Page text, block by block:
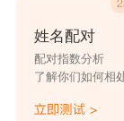
市场尚低迷，
房地交易
主顾不上门，
治病健康
观音灵签
姓名配对
配对指数分析
了解你们如何相